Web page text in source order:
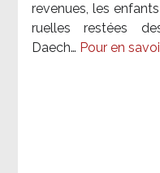
revenues, les
ruelles restées
Daech… Pour en